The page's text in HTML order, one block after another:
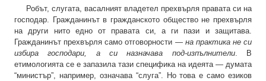
Робът, слугата, васалният владетел прехвърля правата си на
господар. Гражданинът в гражданското общество не прехвърля
на други нито едно от правата си, а ги пази и защитава.
Гражданинът прехвърля само отговорности — на практика не си
избира господари, а си назначава под-изпълнители. В
етимологията се е запазила тази специфика на идеята — думата
“министър”, например, означава “слуга”. Но това е само езиков